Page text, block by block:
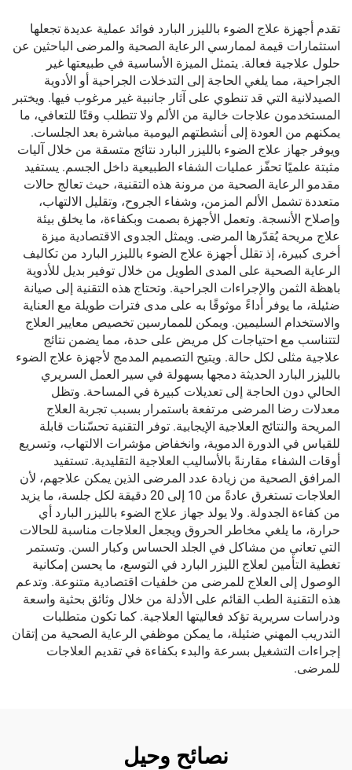
تقدم أجهزة علاج الضوء بالليزر البارد فوائد عملية عديدة تجعلها
استثمارات قيمة لممارسي الرعاية الصحية والمرضى الباحثين عن
حلول علاجية فعالة. يتمثل الميزة الأساسية في طبيعتها غير
الجراحية، مما يلغي الحاجة إلى التدخلات الجراحية أو الأدوية
الصيدلانية التي قد تنطوي على آثار جانبية غير مرغوب فيها. ويختبر
المستخدمون علاجات خالية من الألم ولا تتطلب وقتًا للتعافي، ما
يمكنهم من العودة إلى أنشطتهم اليومية مباشرة بعد الجلسات.
ويوفر جهاز علاج الضوء بالليزر البارد نتائج متسقة من خلال آليات
مثبتة علميًا تحفّز عمليات الشفاء الطبيعية داخل الجسم. يستفيد
مقدمو الرعاية الصحية من مرونة هذه التقنية، حيث تعالج حالات
متعددة تشمل الألم المزمن، وشفاء الجروح، وتقليل الالتهاب،
وإصلاح الأنسجة. وتعمل الأجهزة بصمت وبكفاءة، ما يخلق بيئة
علاج مريحة يُقدّرها المرضى. ويمثل الجدوى الاقتصادية ميزة
أخرى كبيرة، إذ تقلل أجهزة علاج الضوء بالليزر البارد من تكاليف
الرعاية الصحية على المدى الطويل من خلال توفير بديل للأدوية
باهظة الثمن والإجراءات الجراحية. وتحتاج هذه التقنية إلى صيانة
ضئيلة، ما يوفر أداءً موثوقًا به على مدى فترات طويلة مع العناية
والاستخدام السليمين. ويمكن للممارسين تخصيص معايير العلاج
لتتناسب مع احتياجات كل مريض على حدة، مما يضمن نتائج
علاجية مثلى لكل حالة. ويتيح التصميم المدمج لأجهزة علاج الضوء
بالليزر البارد الحديثة دمجها بسهولة في سير العمل السريري
الحالي دون الحاجة إلى تعديلات كبيرة في المساحة. وتظل
معدلات رضا المرضى مرتفعة باستمرار بسبب تجربة العلاج
المريحة والنتائج العلاجية الإيجابية. توفر التقنية تحسّنات قابلة
للقياس في الدورة الدموية، وانخفاض مؤشرات الالتهاب، وتسريع
أوقات الشفاء مقارنةً بالأساليب العلاجية التقليدية. تستفيد
المرافق الصحية من زيادة عدد المرضى الذين يمكن علاجهم، لأن
العلاجات تستغرق عادةً من 10 إلى 20 دقيقة لكل جلسة، ما يزيد
من كفاءة الجدولة. ولا يولد جهاز علاج الضوء بالليزر البارد أي
حرارة، ما يلغي مخاطر الحروق ويجعل العلاجات مناسبة للحالات
التي تعاني من مشاكل في الجلد الحساس وكبار السن. وتستمر
تغطية التأمين لعلاج الليزر البارد في التوسع، ما يحسن إمكانية
الوصول إلى العلاج للمرضى من خلفيات اقتصادية متنوعة. وتدعم
هذه التقنية الطب القائم على الأدلة من خلال وثائق بحثية واسعة
ودراسات سريرية تؤكد فعاليتها العلاجية. كما تكون متطلبات
التدريب المهني ضئيلة، ما يمكن موظفي الرعاية الصحية من إتقان
إجراءات التشغيل بسرعة والبدء بكفاءة في تقديم العلاجات
للمرضى.
نصائح وحيل